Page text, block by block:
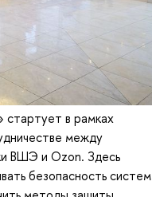
стартует в рамках
между
ВШЭ и Ozon. Здесь
безопасность систем